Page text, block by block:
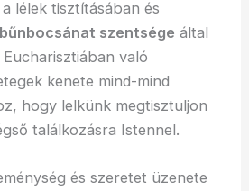
lélek tisztításában és
bűnbocsánat szentsége által
való
kenete mind-mind
hogy lelkünk megtisztuljon
találkozásra Istennel.
és szeretet üzenete